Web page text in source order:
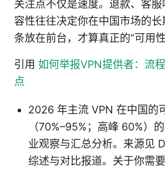
关注点不仅是速度。退款、客
容性往往决定你在中国市场的
条放在前台，才算真正的“可用性
引用 如何举报VPN提供者：流
点
2026 年主流 VPN 在中国的
（70%–95%；高峰 60%）
业观察与汇总分析。来源见
综述与对比报道。关于你需